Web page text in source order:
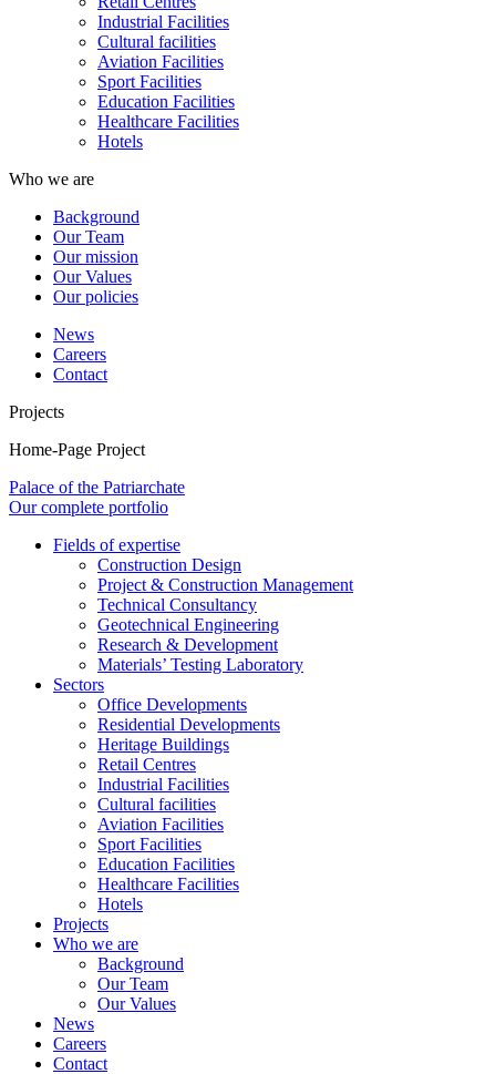
Industrial Facilities
Cultural facilities
Aviation Facilities
Sport Facilities
Education Facilities
Healthcare Facilities
Hotels
Who we are
Background
Our Team
Our mission
Our Values
Our policies
News
Careers
Contact
Projects
Home-Page Project
Palace of the Patriarchate
Our complete portfolio
Fields of expertise
Construction Design
Project & Construction Management
Technical Consultancy
Geotechnical Engineering
Research & Development
Materials’ Testing Laboratory
Sectors
Office Developments
Residential Developments
Heritage Buildings
Retail Centres
Industrial Facilities
Cultural facilities
Aviation Facilities
Sport Facilities
Education Facilities
Healthcare Facilities
Hotels
Projects
Who we are
Background
Our Team
Our Values
News
Careers
Contact